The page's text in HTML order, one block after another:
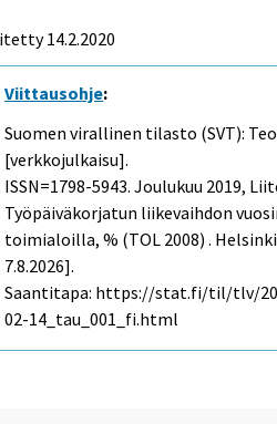
14.2.2020
Viittausohje:
Suomen virallinen tilasto (SVT):
[verkkojulkaisu].
ISSN=1798-5943.Joulukuu 2019,
Työpäiväkorjatun liikevaihdon
toimialoilla, % (TOL 2008) .
7.8.2026].
Saantitapa: https://stat.fi/til/tlv/
02-14_tau_001_fi.html